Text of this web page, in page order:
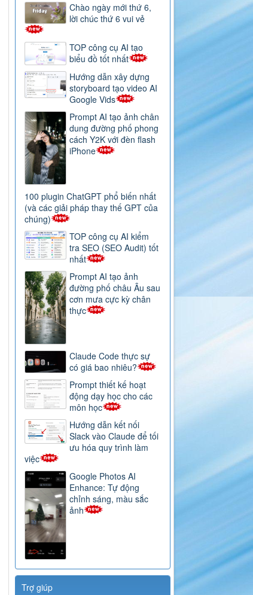
Chào ngày mới thứ 6,
lời chúc thứ 6 vui vẻ
TOP công cụ AI tạo
biểu đồ tốt nhất
Hướng dẫn xây dựng
storyboard tạo video AI
Google Vids
Prompt AI tạo ảnh chân
dung đường phố phong
cách Y2K với đèn flash
iPhone
100 plugin ChatGPT phổ biến nhất
(và các giải pháp thay thế GPT của
chúng)
TOP công cụ AI kiểm
tra SEO (SEO Audit) tốt
nhất
Prompt AI tạo ảnh
đường phố châu Âu sau
cơn mưa cực kỳ chân
thực
Claude Code thực sự
có giá bao nhiêu?
Prompt thiết kế hoạt
động dạy học cho các
môn học
Hướng dẫn kết nối
Slack vào Claude để tối
ưu hóa quy trình làm
việc
Google Photos AI
Enhance: Tự động
chỉnh sáng, màu sắc
ảnh
Trợ giúp